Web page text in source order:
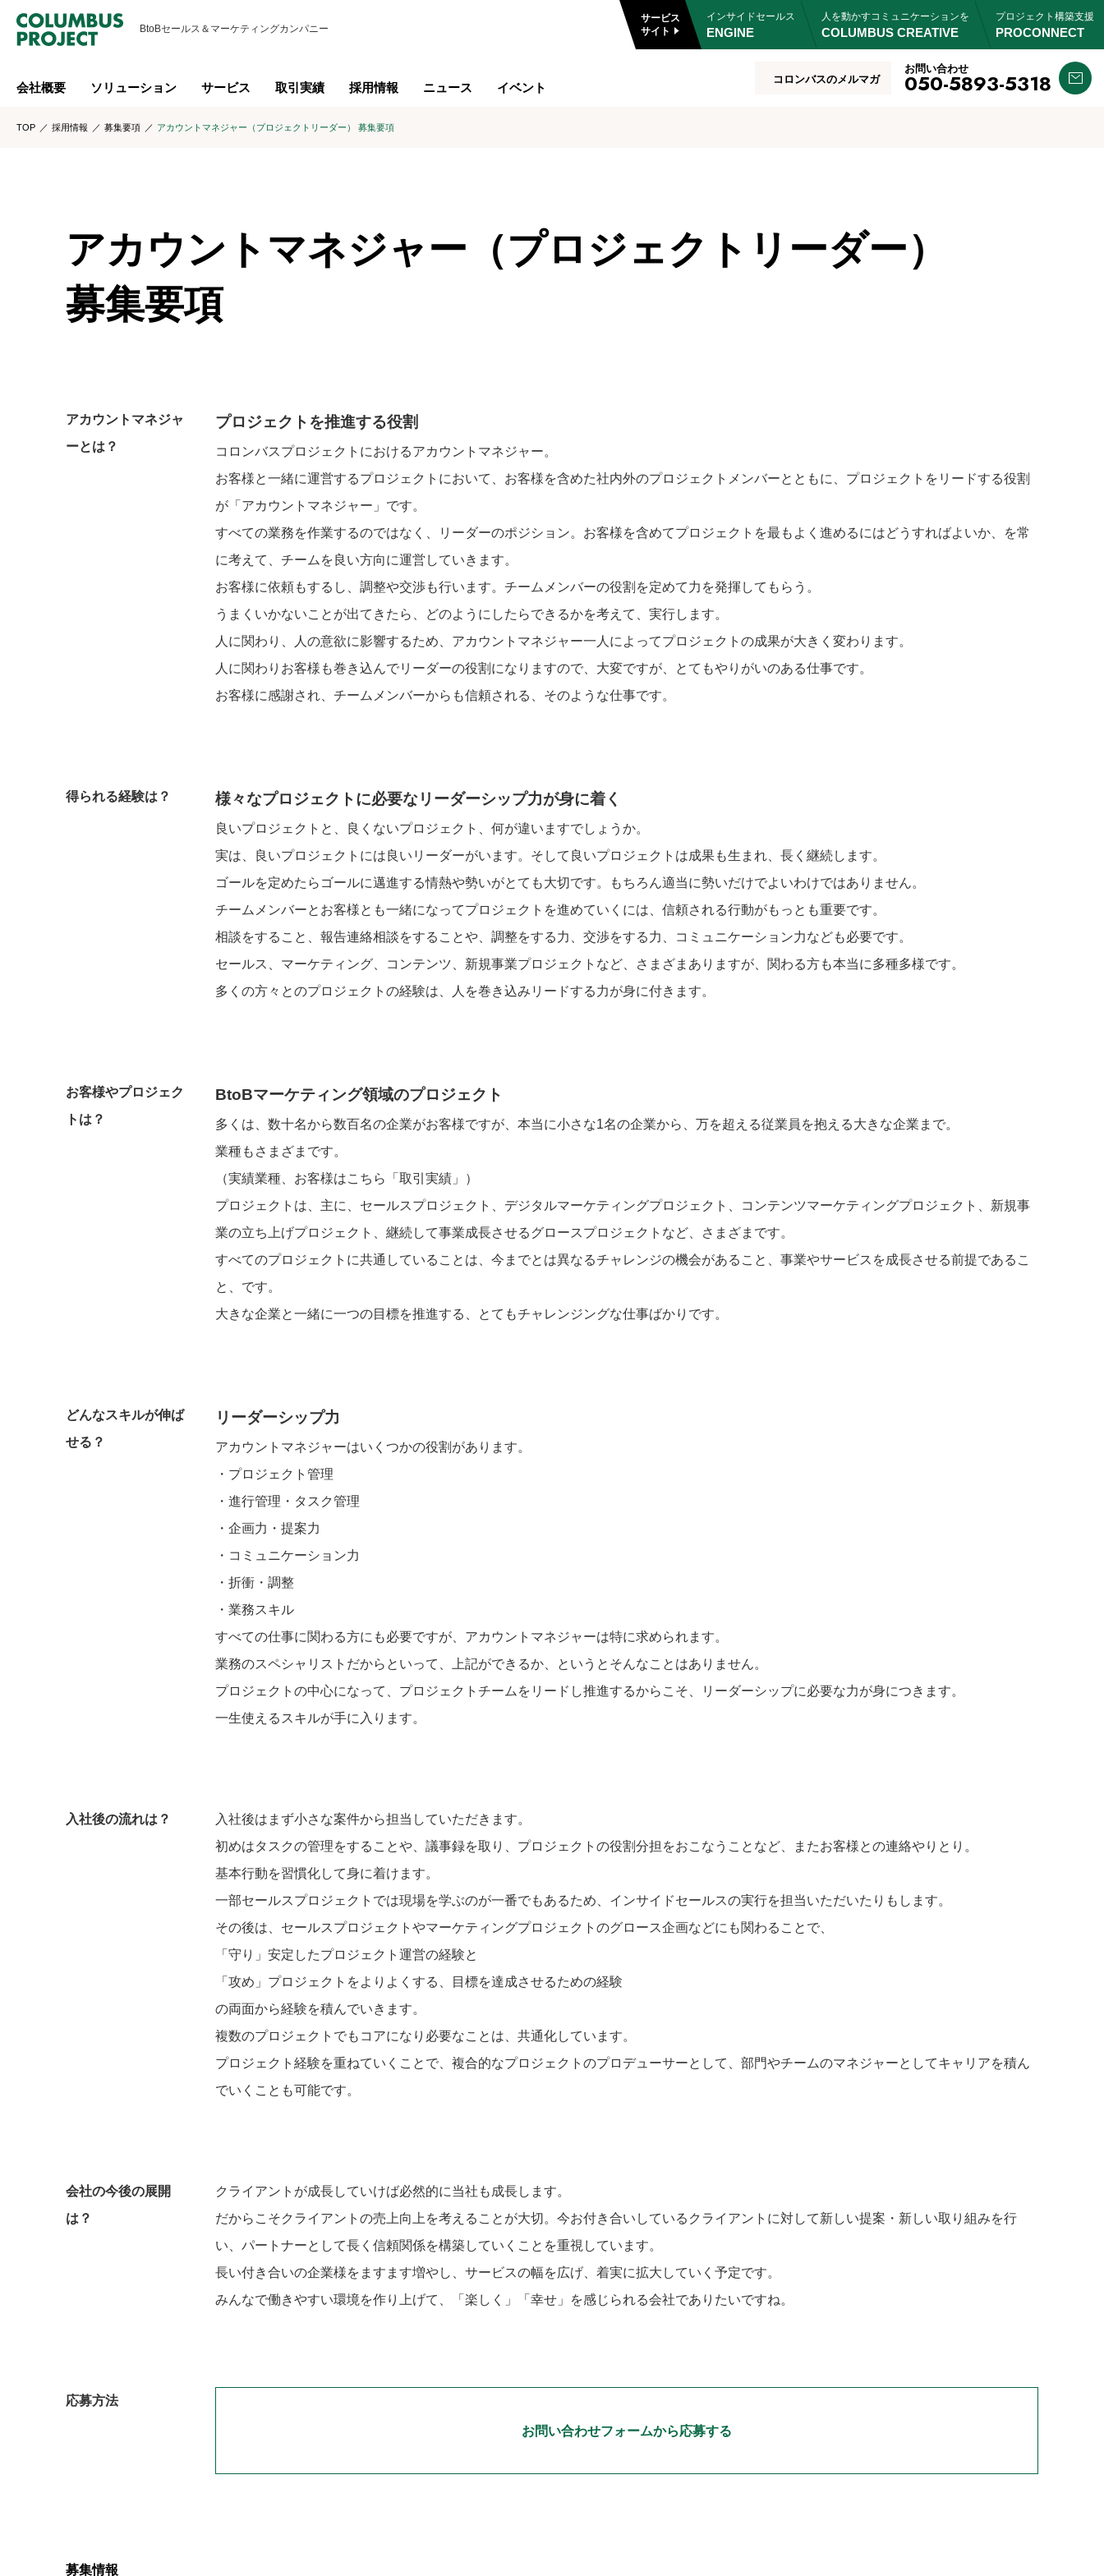
BtoBセールス＆ マーケティングカンパニー
サービス
サイト
インサイドセールス
ENGINE
人を動かすコミュニケーションを
COLUMBUS CREATIVE
プロジェクト構築支援
PROCONNECT
会社概要 ソリューション サービス 取引実績 採用情報 ニュース イベント
コロンバスのメルマガ
お問い合わせ
050-5893-5318
TOP 採用情報 募集要項 アカウントマネジャー（プロジェクトリーダー） 募集要項
アカウントマネジャー（プロジェクトリーダー）
募集要項
アカウントマネジャ
ーとは？
プロジェクトを推進する役割
コロンバスプロジェクトにおけるアカウントマネジャー。
お客様と一緒に運営するプロジェクトにおいて、お客様を含めた社内外のプロジェクトメンバーとともに、プロジェクトをリードする役割
が「アカウントマネジャー」です。
すべての業務を作業するのではなく、リーダーのポジション。お客様を含めてプロジェクトを最もよく進めるにはどうすればよいか、を常
に考えて、チームを良い方向に運営していきます。
お客様に依頼もするし、調整や交渉も行います。チームメンバーの役割を定めて力を発揮してもらう。
うまくいかないことが出てきたら、どのようにしたらできるかを考えて、実行します。
人に関わり、人の意欲に影響するため、アカウントマネジャー一人によってプロジェクトの成果が大きく変わります。
人に関わりお客様も巻き込んでリーダーの役割になりますので、大変ですが、とてもやりがいのある仕事です。
お客様に感謝され、チームメンバーからも信頼される、そのような仕事です。
得られる経験は？ 様々なプロジェクトに必要なリーダーシップ力が身に着く
良いプロジェクトと、良くないプロジェクト、何が違いますでしょうか。
実は、良いプロジェクトには良いリーダーがいます。そして良いプロジェクトは成果も生まれ、長く継続します。
ゴールを定めたらゴールに邁進する情熱や勢いがとても大切です。もちろん適当に勢いだけでよいわけではありません。
チームメンバーとお客様とも一緒になってプロジェクトを進めていくには、信頼される行動がもっとも重要です。
相談をすること、報告連絡相談をすることや、調整をする力、交渉をする力、コミュニケーション力なども必要です。
セールス、マーケティング、コンテンツ、新規事業プロジェクトなど、さまざまありますが、関わる方も本当に多種多様です。
多くの方々とのプロジェクトの経験は、人を巻き込みリードする力が身に付きます。
お客様やプロジェク
トは？
BtoBマーケティング領域のプロジェクト
多くは、数十名から数百名の企業がお客様ですが、本当に小さな1名の企業から、万を超える従業員を抱える大きな企業まで。
業種もさまざまです。
（実績業種、お客様はこちら「取引実績」
）
プロジェクトは、主に、セールスプロジェクト、デジタルマーケティングプロジェクト、コンテンツマーケティングプロジェクト、新規事
業の立ち上げプロジェクト、継続して事業成長させるグロースプロジェクトなど、さまざまです。
すべてのプロジェクトに共通していることは、今までとは異なるチャレンジの機会があること、事業やサービスを成長させる前提であるこ
と、です。
大きな企業と一緒に一つの目標を推進する、とてもチャレンジングな仕事ばかりです。
どんなスキルが伸ば
せる？
リーダーシップ力
アカウントマネジャーはいくつかの役割があります。
・プロジェクト管理
・進行管理・タスク管理
・企画力・提案力
・コミュニケーション力
・折衝・調整
・業務スキル
すべての仕事に関わる方にも必要ですが、アカウントマネジャーは特に求められます。
業務のスペシャリストだからといって、上記ができるか、というとそんなことはありません。
プロジェクトの中心になって、プロジェクトチームをリードし推進するからこそ、リーダーシップに必要な力が身につきます。
一生使えるスキルが手に入ります。
入社後の流れは？
入社後はまず小さな案件から担当していただきます。
初めはタスクの管理をすることや、議事録を取り、プロジェクトの役割分担をおこなうことなど、またお客様との連絡やりとり。
基本行動を習慣化して身に着けます。
一部セールスプロジェクトでは現場を学ぶのが一番でもあるため、インサイドセールスの実行を担当いただいたりもします。
その後は、セールスプロジェクトやマーケティングプロジェクトのグロース企画などにも関わることで、
「守り」安定したプロジェクト運営の経験と
「攻め」プロジェクトをよりよくする、目標を達成させるための経験
の両面から経験を積んでいきます。
複数のプロジェクトでもコアになり必要なことは、共通化しています。
プロジェクト経験を重ねていくことで、複合的なプロジェクトのプロデューサーとして、部門やチームのマネジャーとしてキャリアを積ん
でいくことも可能です。
会社の今後の展開
は？
クライアントが成長していけば必然的に当社も成長します。
だからこそクライアントの売上向上を考えることが大切。今お付き合いしているクライアントに対して新しい提案・新しい取り組みを行
い、パートナーとして長く信頼関係を構築していくことを重視しています。
長い付き合いの企業様をますます増やし、サービスの幅を広げ、着実に拡大していく予定です。
みんなで働きやすい環境を作り上げて、「楽しく」「幸せ」を感じられる会社でありたいですね。
応募方法
お問い合わせフォームから応募する
募集情報